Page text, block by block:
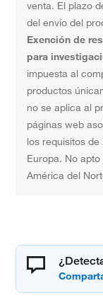
venta. El plazo
del envío del
Exención de
para
impuesta al
productos
no se aplica al
páginas web
los requisitos
Europa. No
América del